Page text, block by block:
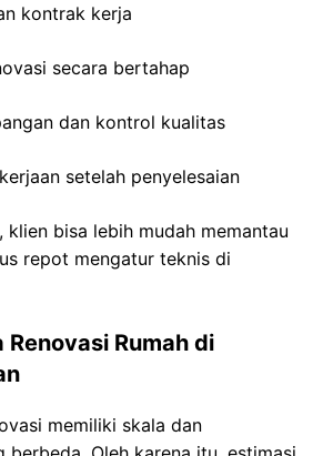
kontrak kerja
secara bertahap
dan kontrol kualitas
setelah penyelesaian
klien bisa lebih mudah memantau
repot mengatur teknis di
Renovasi Rumah di
memiliki skala dan